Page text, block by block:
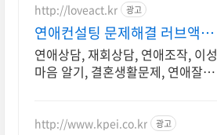
http://loveact.kr 광고
연애컨설팅 문제해결 러브액트
2011년 개업 오랜 업력
연애상담, 재회상담, 연애조작, 이성
마음 알기, 결혼생활문제, 연애잘하
의부탁드립니다.
http://www.kpei.co.kr 광고